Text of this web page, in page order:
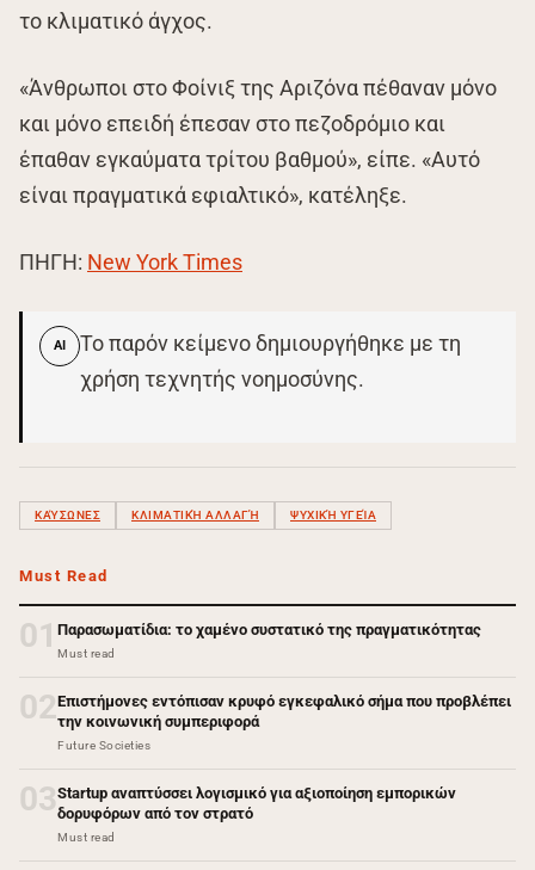
το κλιματικό άγχος.
«Άνθρωποι στο Φοίνιξ της Αριζόνα πέθαναν μόνο
και μόνο επειδή έπεσαν στο πεζοδρόμιο και
έπαθαν εγκαύματα τρίτου βαθμού», είπε. «Αυτό
είναι πραγματικά εφιαλτικό», κατέληξε.
ΠΗΓΗ: New York Times
AI
Το παρόν κείμενο δημιουργήθηκε με τη
χρήση τεχνητής νοημοσύνης.
ΚΑΎΣΩΝΕΣ ΚΛΙΜΑΤΙΚΉ ΑΛΛΑΓΉ ΨΥΧΙΚΉ ΥΓΕΊΑ
Must Read
01 Παρασωματίδια: το χαμένο συστατικό της πραγματικότητας
Must read
02Επιστήμονες εντόπισαν κρυφό εγκεφαλικό σήμα που προβλέπει
την κοινωνική συμπεριφορά
Future Societies
03Startup αναπτύσσει λογισμικό για αξιοποίηση εμπορικών
δορυφόρων από τον στρατό
Must read